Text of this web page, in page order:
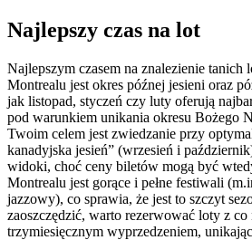
Najlepszy czas na lot
Najlepszym czasem na znalezienie
Montrealu jest okres późnej jesieni oraz
jak listopad, styczeń czy luty oferują
pod warunkiem unikania okresu Bożego
Twoim celem jest zwiedzanie przy
kanadyjska jesień” (wrzesień i
widoki, choć ceny biletów mogą być
Montrealu jest gorące i pełne festiwali
jazzowy), co sprawia, że jest to szczyt
zaoszczędzić, warto rezerwować loty z co
trzymiesięcznym wyprzedzeniem,